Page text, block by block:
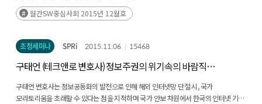
인공지능은 제 2의 산업혁명의 동력으로서 전 세계적으로 각광받고 있으며, 반복적인
월간SW중심사회 2015년 12월호
초청세미나 SPRi 2015.11.06 15468
구태언 (테크앤로 변호사) 정보주권의 위기속의 바람직한
규제정책의 방향
구태언 변호사는 정보공동화의 발전으로 인해 해외 인터넷망 단절 시, 국가
모라토리움을 초래할 수 있다는 점을 지적하며 국가 안보 차원에서 한국의 인터넷 기업